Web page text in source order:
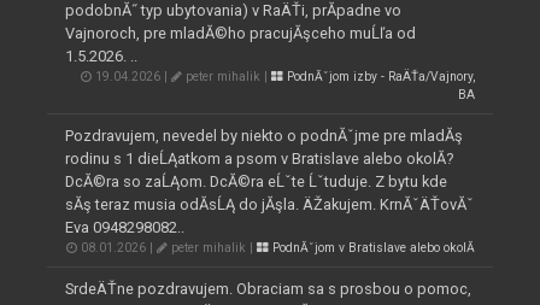
podobnĂ˝ typ ubytovania) v RaÄŤi, prĂ­padne vo
Vajnoroch, pre mladĂ©ho pracujĂşceho muĹľa od
1.5.2026. ..
19.04.2026 | peter mihalik |
PodnĂˇjom izby - RaÄŤa/Vajnory,
BA
Pozdravujem, nevedel by niekto o podnĂˇjme pre mladĂş
rodinu s 1 dieĹĄatkom a psom v Bratislave alebo okolĂ­?
DcĂ©ra so zaĹĄom. DcĂ©ra eĹˇte Ĺˇtuduje. Z bytu kde
sĂş teraz musia odĂ­sĹĄ do jĂşla. ÄŽakujem. KrnĂˇÄŤovĂˇ
Eva 0948298082..
08.01.2026 | peter mihalik | PodnĂˇjom v Bratislave alebo okolĂ­
SrdeÄŤne pozdravujem. Obraciam sa s prosbou o pomoc,